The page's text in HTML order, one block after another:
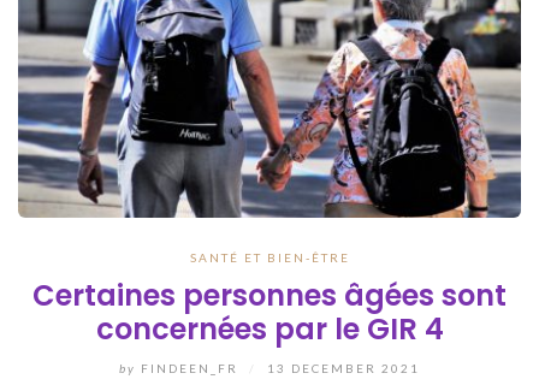
SANTÉ ET BIEN-ÊTRE
Certaines personnes âgées sont
concernées par le GIR 4
by FINDEEN_FR 13 DECEMBER 2021